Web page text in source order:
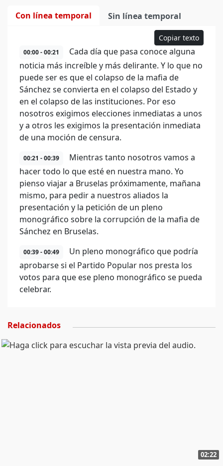
Con línea temporal Sin línea temporal
Copiar texto
00:00 - 00:21
Cada día que pasa conoce alguna
noticia más increíble y más delirante. Y lo que no
puede ser es que el colapso de la mafia de
Sánchez se convierta en el colapso del Estado y
en el colapso de las instituciones. Por eso
nosotros exigimos elecciones inmediatas a unos
y a otros les exigimos la presentación inmediata
de una moción de censura.
00:21 - 00:39
Mientras tanto nosotros vamos a
hacer todo lo que esté en nuestra mano. Yo
pienso viajar a Bruselas próximamente, mañana
mismo, para pedir a nuestros aliados la
presentación y la petición de un pleno
monográfico sobre la corrupción de la mafia de
Sánchez en Bruselas.
00:39 - 00:49
Un pleno monográfico que podría
aprobarse si el Partido Popular nos presta los
votos para que ese pleno monográfico se pueda
celebrar.
Relacionados
02:22